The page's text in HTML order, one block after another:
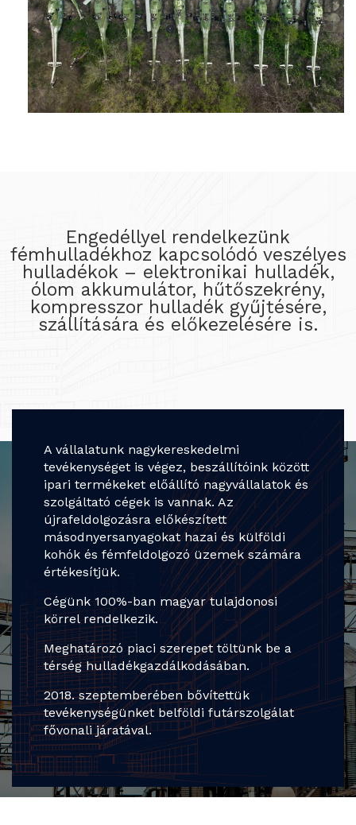
Engedéllyel rendelkezünk
fémhulladékhoz kapcsolódó veszélyes
hulladékok – elektronikai hulladék,
ólom akkumulátor, hűtőszekrény,
kompresszor hulladék gyűjtésére,
szállítására és előkezelésére is.
A vállalatunk nagykereskedelmi
tevékenységet is végez, beszállítóink között
ipari termékeket előállító nagyvállalatok és
szolgáltató cégek is vannak. Az
újrafeldolgozásra előkészített
másodnyersanyagokat hazai és külföldi
kohók és fémfeldolgozó üzemek számára
értékesítjük.
Cégünk 100%-ban magyar tulajdonosi
körrel rendelkezik.
Meghatározó piaci szerepet töltünk be a
térség hulladékgazdálkodásában.
2018. szeptemberében bővítettük
tevékenységünket belföldi futárszolgálat
fővonali járatával.